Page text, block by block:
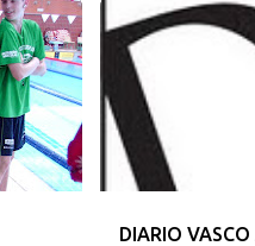
DIARIO
PRENTSA | PRENSA